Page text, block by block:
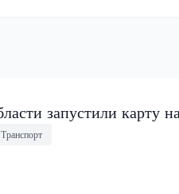
запустили карту
Транспорт